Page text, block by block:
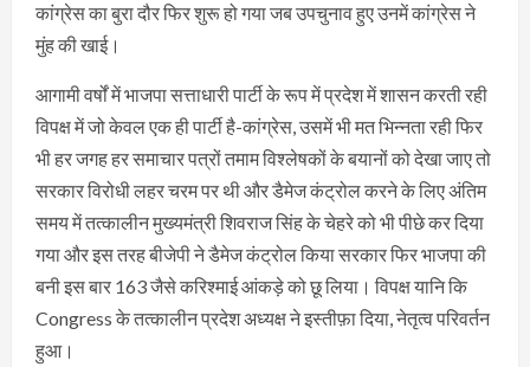
कांग्रेस का बुरा दौर फिर शुरू हो गया जब उपचुनाव हुए उनमें कांग्रेस ने
मुंह की खाई।
आगामी वर्षों में भाजपा सत्ताधारी पार्टी के रूप में प्रदेश में शासन करती रही
विपक्ष में जो केवल एक ही पार्टी है-कांग्रेस, उसमें भी मत भिन्नता रही फिर
भी हर जगह हर समाचार पत्रों तमाम विश्लेषकों के बयानों को देखा जाए तो
सरकार विरोधी लहर चरम पर थी और डैमेज कंट्रोल करने के लिए अंतिम
समय में तत्कालीन मुख्यमंत्री शिवराज सिंह के चेहरे को भी पीछे कर दिया
गया और इस तरह बीजेपी ने डैमेज कंट्रोल किया सरकार फिर भाजपा की
बनी इस बार 163 जैसे करिश्माई आंकड़े को छू लिया। विपक्ष यानि कि
Congress के तत्कालीन प्रदेश अध्यक्ष ने इस्तीफ़ा दिया, नेतृत्व परिवर्तन
हुआ।